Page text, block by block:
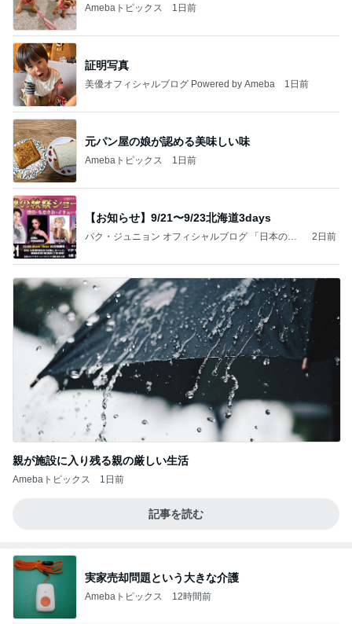
Amebaトピックス 1日前
証明写真
美優オフィシャルブログ Powered by Ameba 1日前
元パン屋の娘が認める美味しい味
Amebaトピックス 1日前
【お知らせ】9/21〜9/23北海道3days
パク・ジュニョン オフィシャルブログ 「日本の
2日前
親が施設に入り残る親の厳しい生活
Amebaトピックス 1日前
記事を読む
実家売却問題という大きな介護
Amebaトピックス 12時間前